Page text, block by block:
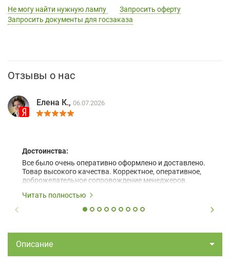
Не могу найти нужную лампу
Запросить оферту
Запросить документы для госзаказа
Отзывы о нас
Елена К., 06.07.2026
Достоинства:
Все было очень оперативно оформлено и доставлено.
Товар высокого качества. Корректное, оперативное,
доброжелательное сопровождение менеджеров.
Читать полностью
Описание